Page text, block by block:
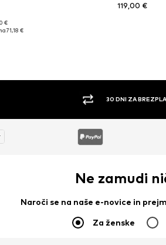
M
€
71,18 €
119,00 €
30 DNI ZA
Ne zamudi
Naroči se na naše e-novice in
Za ženske